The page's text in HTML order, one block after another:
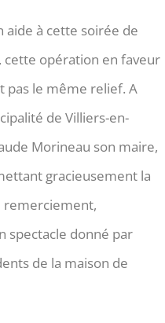
aide à cette soirée de
cette opération en faveur
pas le même relief. A
de Villiers-en-
Morineau son maire,
gracieusement la
remerciement,
spectacle donné par
de la maison de